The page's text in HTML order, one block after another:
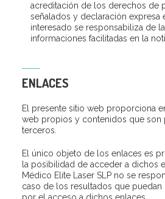
acreditación de los derechos de
señalados y declaración expresa
interesado se responsabiliza de
informaciones facilitadas en la
ENLACES
El presente sitio web proporciona
web propios y contenidos que son
terceros.
El único objeto de los enlaces es
la posibilidad de acceder a dichos
Médico Elite Laser SLP no se
caso de los resultados que puedan